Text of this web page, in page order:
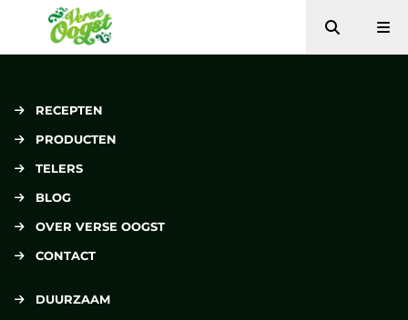
Verse Oogst
Zoeken
RECEPTEN
PRODUCTEN
TELERS
BLOG
OVER VERSE OOGST
CONTACT
DUURZAAM